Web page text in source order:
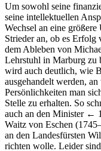
Um sowohl seine
seine intellektuellen
Wechsel an eine
Strieder an, ob es Erfolg
dem Ableben von
Lehrstuhl in Marburg zu
wird auch deutlich, wie
ausgehandelt werden,
Persönlichkeiten man
Stelle zu erhalten. So
auch an den Minister ←
Waitz von Eschen
an den Landesfürsten
richten wolle. Leider